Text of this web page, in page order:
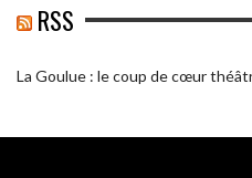
RSS
La Goulue : le coup de cœur